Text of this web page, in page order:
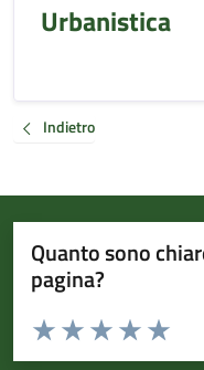
Urbanistica
Indietro
Quanto sono
pagina?
Valuta da 1 a 5 stelle la
Valuta
Valuta 4
Valuta 3 stelle
Valuta 2 stelle su 5
Valuta 1 stelle su 5